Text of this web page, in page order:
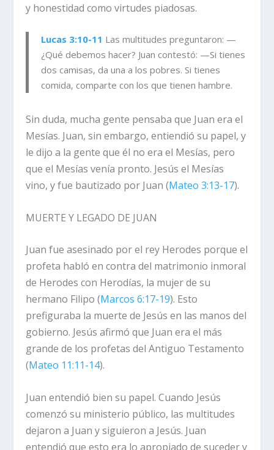
y honestidad como virtudes piadosas.
Lucas 3:10-11 Las multitudes preguntaron: —
¿Qué debemos hacer? Juan contestó: —Si tienes
dos camisas, da una a los pobres. Si tienes
comida, comparte con los que tienen hambre.
Sin duda, mucha gente pensaba que Juan era el
Mesías. Juan, sin embargo, entiendió su papel, y
le dijo a la gente que él no era el Mesías, pero
que el Mesías venía pronto. Jesús el Mesías
vino, y fue bautizado por Juan (Mateo 3:13-17).
MUERTE Y LEGADO DE JUAN
Juan fue asesinado por el rey Herodes porque el
profeta habló en contra del matrimonio inmoral
de Herodes con Herodías, la mujer de su
hermano Filipo (Marcos 6:17-19). Esto
prefiguraba la muerte de Jesús en las manos del
gobierno. Jesús afirmó que Juan era el más
grande de los profetas del Antiguo Testamento
(Mateo 11:11-14).
Juan entendió bien su papel. Cuando Jesús
comenzó su ministerio público, las multitudes
dejaron a Juan y siguieron a Jesús. Juan
entendió que esto era lo apropiado de suceder y